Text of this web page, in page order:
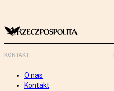
KONTAKT
O nas
Kontakt